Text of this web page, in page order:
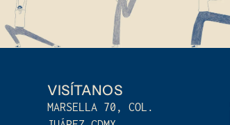
VISÍTANOS
MARSELLA 70, COL.